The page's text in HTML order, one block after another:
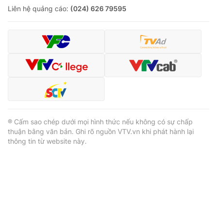
Liên hệ quảng cáo: (024) 626 79595
® Cấm sao chép dưới mọi hình thức nếu không có sự chấp
thuận bằng văn bản. Ghi rõ nguồn VTV.vn khi phát hành lại
thông tin từ website này.